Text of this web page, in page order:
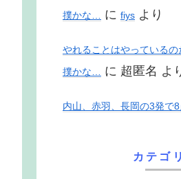
撲かな… に fiys より
やれることはやっている
撲かな… に 超匿名 よ
内山、赤羽、長岡の3発で8
カテゴ